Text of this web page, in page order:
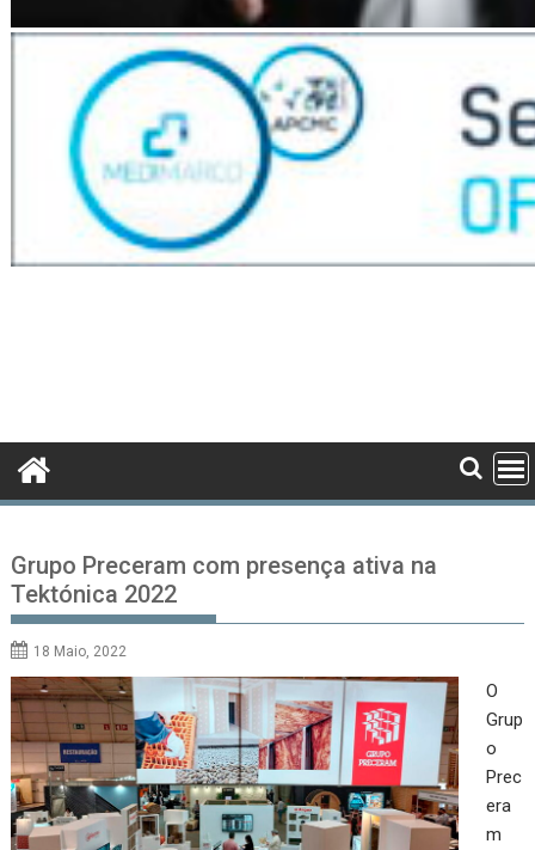
Grupo Preceram com presença ativa na
Tektónica 2022
18 Maio, 2022
O
Grup
o
Prec
era
m